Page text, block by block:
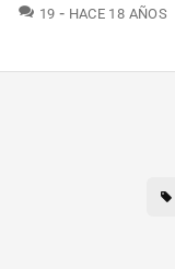
19 COMENTARIOS
HACE 18 AÑOS